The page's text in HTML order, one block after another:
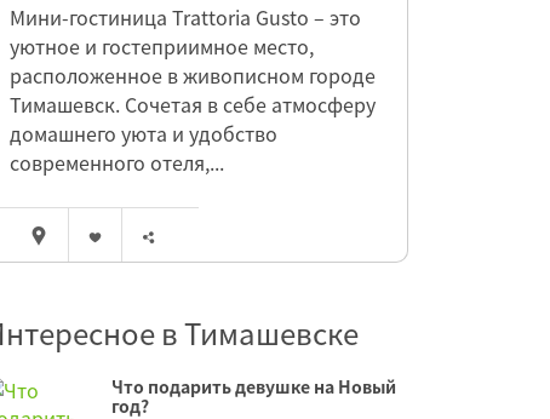
Мини-гостиница Trattoria Gusto – это
уютное и гостеприимное место,
расположенное в живописном городе
Тимашевск. Сочетая в себе атмосферу
домашнего уюта и удобство
современного отеля,...
в Тимашевске
Что подарить девушке на Новый
год?